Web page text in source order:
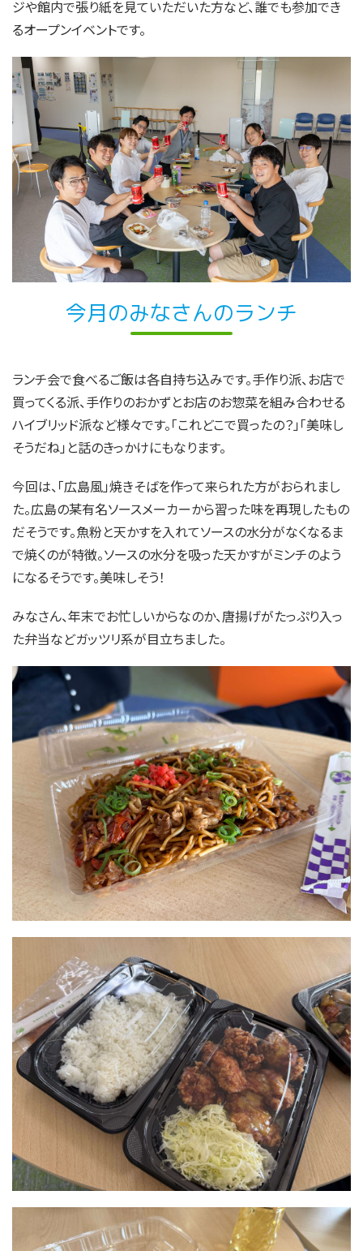
ジや館内で張り紙を見ていただいた方など、誰でも参加でき
るオープンイベントです。
今月のみなさんのランチ
ランチ会で食べるご飯は各自持ち込みです。手作り派、お店で
買ってくる派、手作りのおかずとお店のお惣菜を組み合わせる
ハイブリッド派など様々です。「これどこで買ったの？」「美味し
そうだね」と話のきっかけにもなります。
今回は、「広島風」焼きそばを作って来られた方がおられまし
た。広島の某有名ソースメーカーから習った味を再現したもの
だそうです。魚粉と天かすを入れてソースの水分がなくなるま
で焼くのが特徴。ソースの水分を吸った天かすがミンチのよう
になるそうです。美味しそう！
みなさん、年末でお忙しいからなのか、唐揚げがたっぷり入っ
た弁当などガッツリ系が目立ちました。